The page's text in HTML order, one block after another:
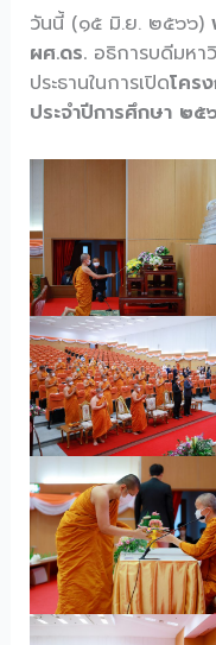
วันนี้ (๑๕ มิ.ย. ๒๕๖๖)
ผศ.ดร.อธิการบดีมหา
ประธานในการเปิดโคร
ประจำปีการศึกษา ๒๕